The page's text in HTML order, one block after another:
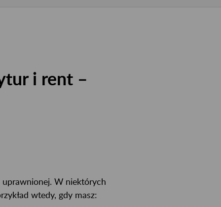
i rent –
W niektórych
wtedy, gdy masz: